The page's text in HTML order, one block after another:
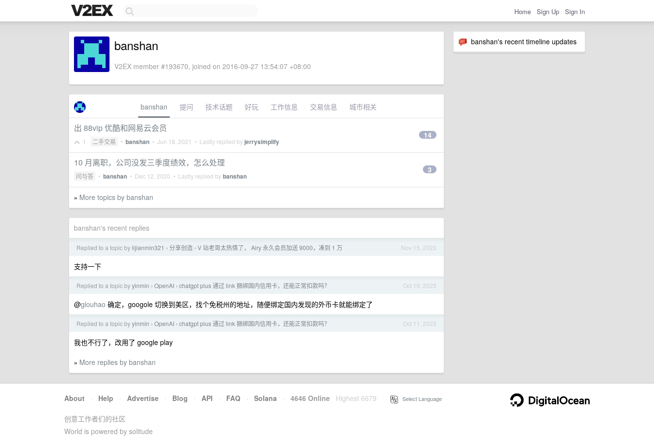
Home Sign Up Sign In
banshan's recent timeline updates
banshan
V2EX member #193670, joined on 2016-09-27 13:54:07 +08:00
banshan 提问 技术话题 好玩 工作信息 交易信息 城市相关
出 88vip 优酷和网易云会员
1 二手交易 • banshan • Jun 18, 2021 • Lastly replied by jerrysimplify
14
10 月离职，公司没发三季度绩效，怎么处理
问与答 • banshan • Dec 12, 2020 • Lastly replied bybanshan
3
» More topics by banshan
banshan's recent replies
Nov 15, 2023
Replied to a topic by lijianmin321 › 分享创造 › V 站老哥太热情了， Airy 永久会员加送 9000，凑到 1 万
支持一下
Oct 19, 2023
Replied to a topic byyinmin › OpenAI › chatgpt plus 通过 link 捆绑国内信用卡，还能正常扣款吗？
@glouhao 确定，googole 切换到美区，找个免税州的地址，随便绑定国内发现的外币卡就能绑定了
Oct 11, 2023
Replied to a topic byyinmin › OpenAI › chatgpt plus 通过 link 捆绑国内信用卡，还能正常扣款吗？
我也不行了，改用了 google play
» More replies by banshan
About · Help · Advertise · Blog · API · FAQ · Solana · 4646 Online Highest 6679 Select Language
创意工作者们的社区
World is powered by solitude